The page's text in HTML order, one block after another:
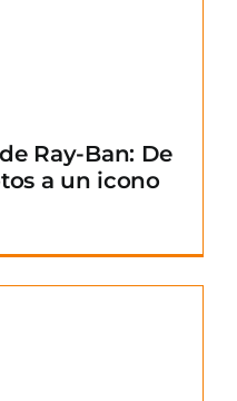
Ray-Ban: De
a un icono